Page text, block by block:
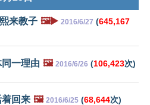
来教子 🖼️▶️ 2016/6/27 (645,167
一理由 🖼️ 2016/6/26 (106,423次)
回来 🖼️ 2016/6/25 (68,644次)